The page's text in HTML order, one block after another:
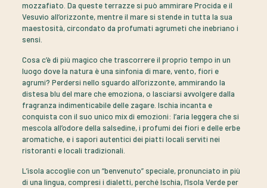
mozzafiato. Da queste terrazze si può ammirare Procida e il
Vesuvio all’orizzonte, mentre il mare si stende in tutta la sua
maestosità, circondato da profumati agrumeti che inebriano i
sensi.
Cosa c’è di più magico che trascorrere il proprio tempo in un
luogo dove la natura è una sinfonia di mare, vento, fiori e
agrumi? Perdersi nello sguardo all’orizzonte, ammirando la
distesa blu del mare che emoziona, o lasciarsi avvolgere dalla
fragranza indimenticabile delle zagare. Ischia incanta e
conquista con il suo unico mix di emozioni: l’aria leggera che si
mescola all’odore della salsedine, i profumi dei fiori e delle erbe
aromatiche, e i sapori autentici dei piatti locali serviti nei
ristoranti e locali tradizionali.
L’isola accoglie con un “benvenuto” speciale, pronunciato in più
di una lingua, compresi i dialetti, perché Ischia, l’Isola Verde per